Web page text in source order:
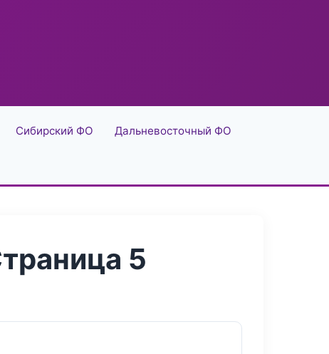
Сибирский ФО Дальневосточный ФО
5